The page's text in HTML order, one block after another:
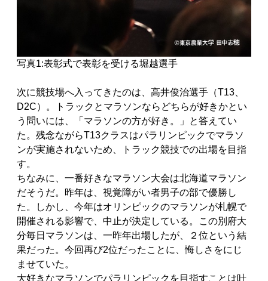
写真1:表彰式で表彰を受ける堀越選手
次に競技場へ入ってきたのは、高井俊治選手（T13、
D2C）。トラックとマラソンならどちらが好きかとい
う問いには、「マラソンの方が好き。」と答えてい
た。残念ながらT13クラスはパラリンピックでマラソ
ンが実施されないため、トラック競技での出場を目指
す。
ちなみに、一番好きなマラソン大会は北海道マラソン
だそうだ。昨年は、視覚障がい者男子の部で優勝し
た。しかし、今年はオリンピックのマラソンが札幌で
開催される影響で、中止が決定している。この別府大
分毎日マラソンは、一昨年出場したが、２位という結
果だった。今回再び2位だったことに、悔しさをにじ
ませていた。
大好きなマラソンでパラリンピックを目指すことは叶